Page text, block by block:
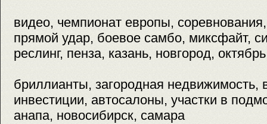
видео, чемпионат европы,
прямой удар, боевое самбо, миксфайт,
реслинг, пенза, казань, новгород,
бриллианты, загородная недвижимость,
инвестиции, автосалоны, участки в
анапа, новосибирск, самара